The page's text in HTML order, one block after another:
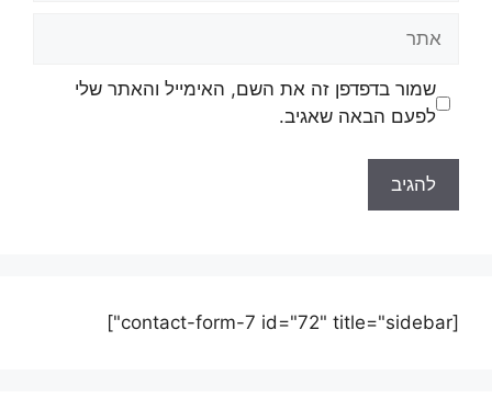
שמור בדפדפן זה את השם, האימייל והאתר שלי
לפעם הבאה שאגיב.
[contact-form-7 id="72" title="sidebar"]